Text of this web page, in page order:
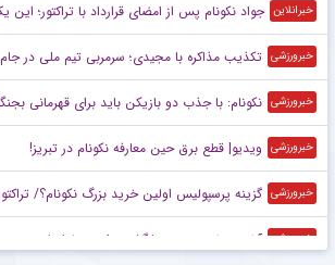
خبرانلاین جواد نکونام پس از امضای قرارداد با تراکتور؛ این
خبرورزشی تکذیب مذاکره با مجیدی؛ سرمربی تیم ملی در
خبرورزشی نکونام: با جذب دو بازیکن باید برای قهرمانی بجنگیم/ جشن
خبرورزشی ویدیو| قطع برق حین معارفه نکونام در تبریز!
خبرورزشی گزینه پرسپولیس اولین خرید بزرگ نکونام؟/ تراکتور رسماً
خبرورزشی آخرین خبر در مورد بازگشت رامین رضاییان به